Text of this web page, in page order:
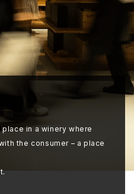
in a winery where
the consumer – a place